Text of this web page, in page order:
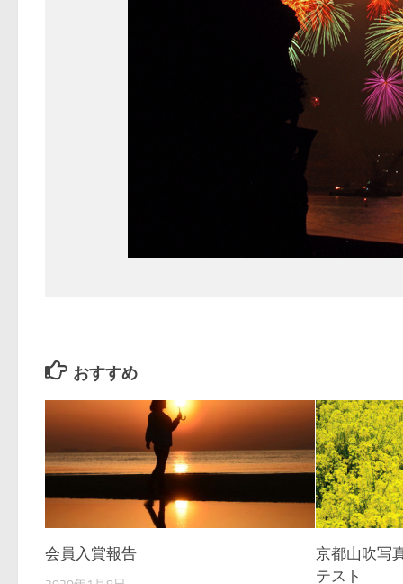
おすすめ
会員入賞報告
京都山吹写
テスト